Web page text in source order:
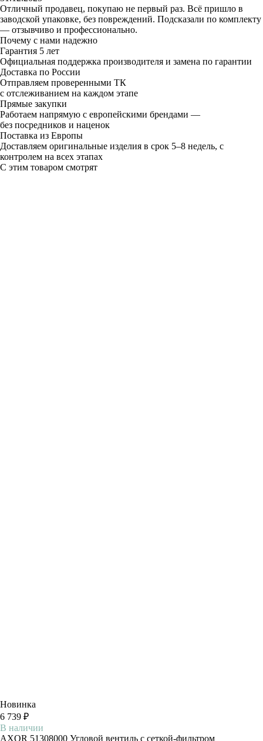
Отличный продавец, покупаю не первый раз. Всё пришло в
заводской упаковке, без повреждений. Подсказали по комплекту
— отзывчиво и профессионально.
Почему с нами надежно
Гарантия 5 лет
Официальная поддержка производителя и замена по гарантии
Доставка по России
Отправляем проверенными ТК
с отслеживанием на каждом этапе
Прямые закупки
Работаем напрямую с европейскими брендами —
без посредников и наценок
Поставка из Европы
Доставляем оригинальные изделия в срок 5–8 недель, с
контролем на всех этапах
С этим товаром смотрят
Новинка
6 739 ₽
В наличии
AXOR 51308000 Угловой вентиль с сеткой-фильтром